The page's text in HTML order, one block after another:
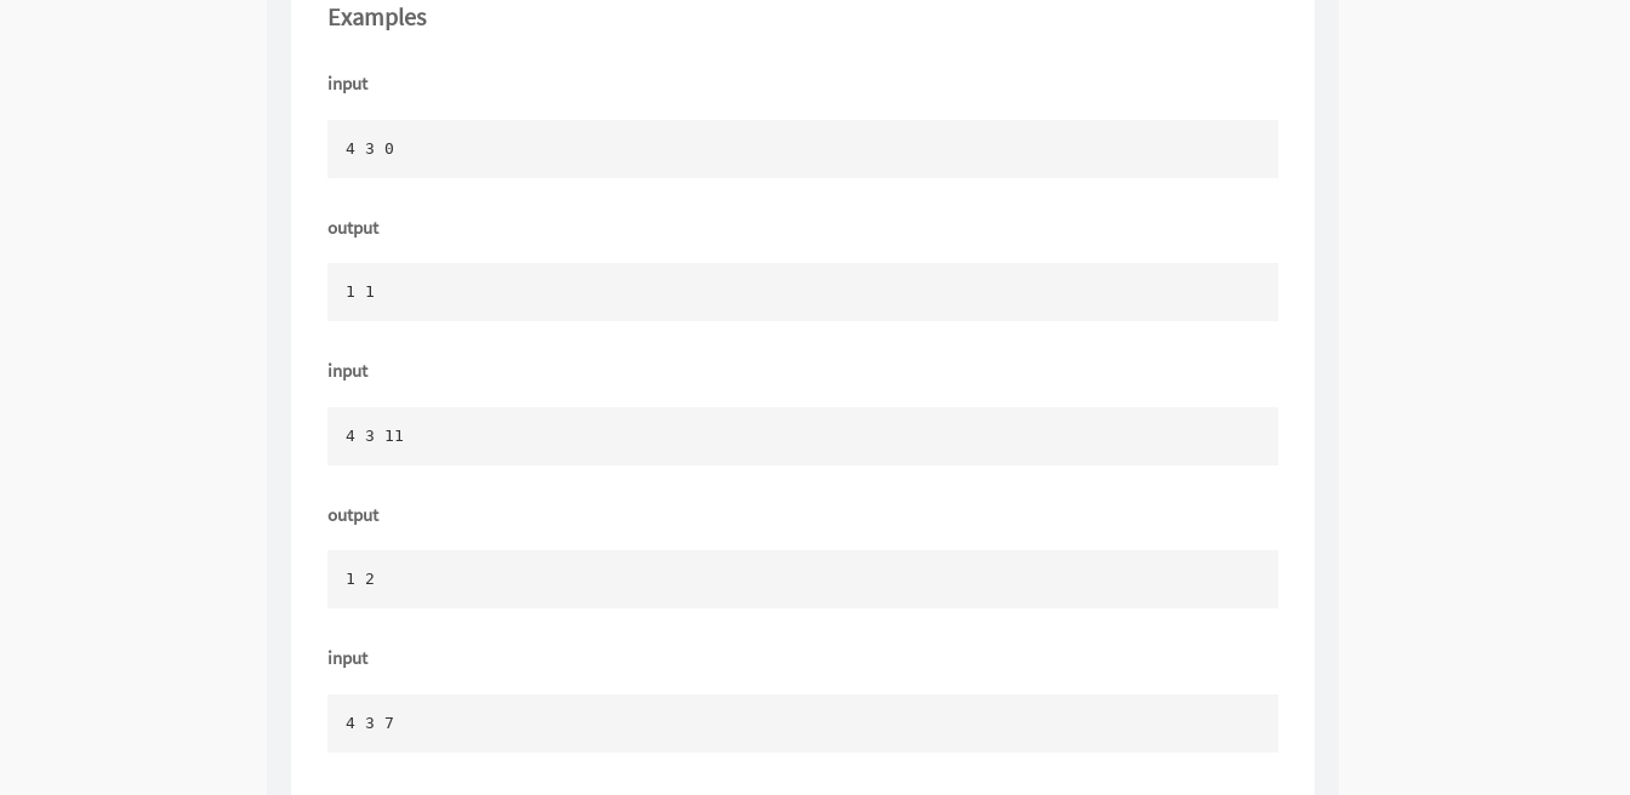
Examples
input
4 3 0
output
1 1
input
4 3 11
output
1 2
input
4 3 7